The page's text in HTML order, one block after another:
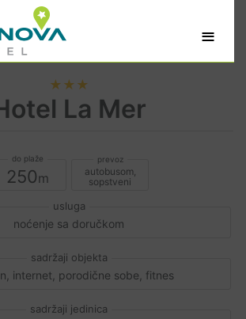
≡
★★★
La Mer
250
autobusom,
sopstveni
noćenje sa doručkom
internet, porodične sobe, fitnes